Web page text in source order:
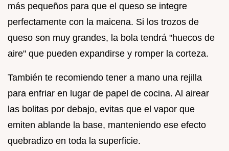
más pequeños para que el queso se integre
perfectamente con la maicena. Si los trozos de
queso son muy grandes, la bola tendrá "huecos de
aire" que pueden expandirse y romper la corteza.
También te recomiendo tener a mano una rejilla
para enfriar en lugar de papel de cocina. Al airear
las bolitas por debajo, evitas que el vapor que
emiten ablande la base, manteniendo ese efecto
quebradizo en toda la superficie.